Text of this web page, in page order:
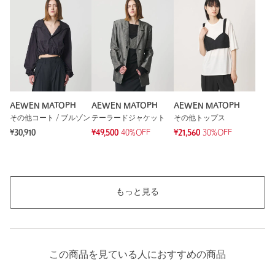
AEWEN MATOPH
その他コート / ブルゾン
¥30,910
AEWEN MATOPH
テーラードジャケット
¥49,500 40%OFF
AEWEN MATOPH
その他トップス
¥21,560 30%OFF
もっと見る
この商品を見ている人におすすめの商品